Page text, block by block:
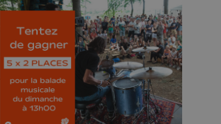
🎁 Gagnez 5x2
places pour le
Bucolique Ferrières
Festival 🌿🎶
Concours valable jusqu'au 9 août,
23h59.